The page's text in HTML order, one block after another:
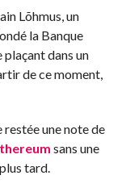
Lõhmus, un
la Banque
dans un
de ce moment,
une note de
sans une
tard.